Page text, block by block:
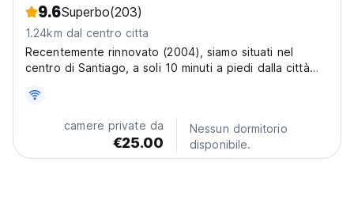
9.6Superbo(203)
1.24km dal centro citta
Recentemente rinnovato (2004), siamo situati nel
centro di Santiago, a soli 10 minuti a piedi dalla città
camere private da
€25.00
Nessun dormitorio
disponibile.